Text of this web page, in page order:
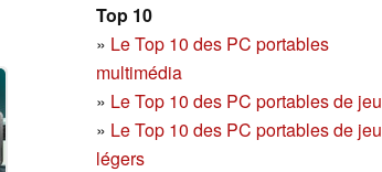
Top 10
» Le Top 10 des PC portables
multimédia
» Le Top 10 des PC portables de jeu
» Le Top 10 des PC portables de jeu
légers